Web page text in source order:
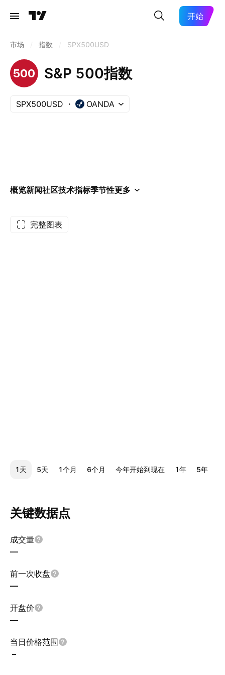
开始
市场 指数 SPX500USD
S&P 500指数
SPX500USD OANDA
概览新闻社区技术指标季节性更多
完整图表
1天 5天 1个月 6个月 今年开始到现在 1年 5年
关键数据点
成交量
—
前一次收盘
—
开盘价
—
当日价格范围
–